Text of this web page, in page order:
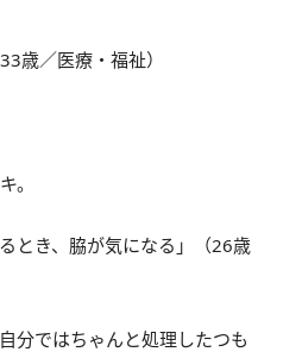
歳／医療・福祉）
。
とき、脇が気になる」（26歳
分ではちゃんと処理したつも